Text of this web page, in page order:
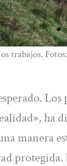
trabajos.
ha
manera
protegida.